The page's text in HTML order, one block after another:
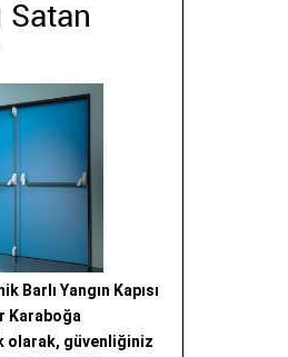
Satan
Barlı Yangın Kapısı
Karaboğa
olarak, güvenliğiniz